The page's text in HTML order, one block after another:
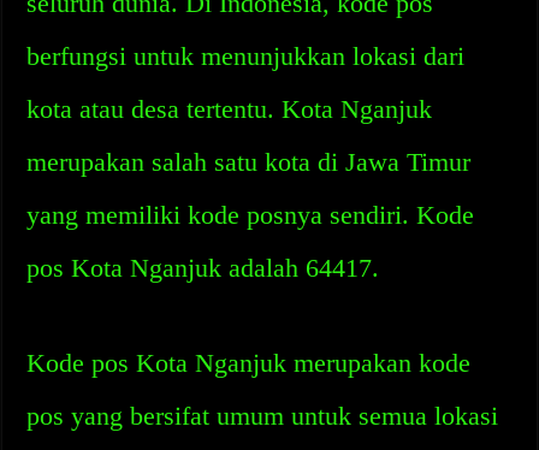
berfungsi untuk menunjukkan lokasi dari
kota atau desa tertentu. Kota Nganjuk
merupakan salah satu kota di Jawa Timur
yang memiliki kode posnya sendiri. Kode
pos Kota Nganjuk adalah 64417.
Kode pos Kota Nganjuk merupakan kode
pos yang bersifat umum untuk semua lokasi